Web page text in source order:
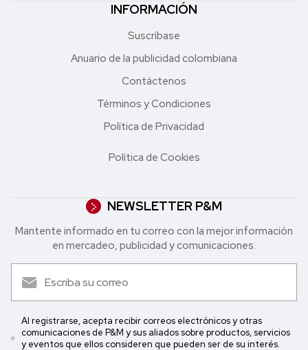
INFORMACIÓN
Suscríbase
Anuario de la publicidad colombiana
Contáctenos
Términos y Condiciones
Política de Privacidad
Política de Cookies
NEWSLETTER P&M
Mantente informado en tu correo con la mejor in formación
en mercadeo, publicidad y comunicaciones.
Al registrarse, acepta recibir correos electrónicos y otras
comunicaciones de P&M y sus aliados sobre productos, servicios
y eventos que ellos consideren que pueden ser de su interés.